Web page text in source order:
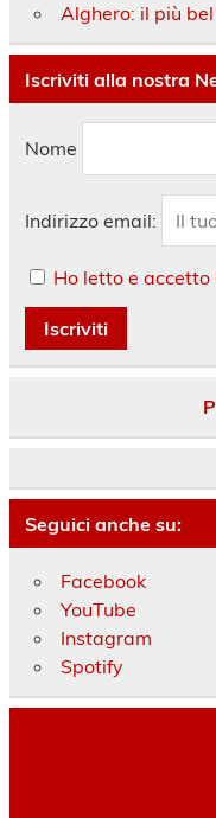
Alghero: il più
Iscriviti alla nostra
Nome
Indirizzo email:
Ho letto e
Seguici anche su:
Facebook
YouTube
Instagram
Spotify